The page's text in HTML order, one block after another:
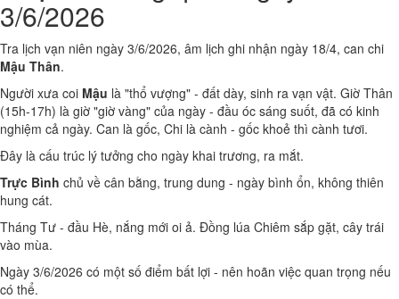
3/6/2026
Tra lịch vạn niên ngày 3/6/2026, âm lịch ghi nhận ngày 18/4, can chi
Mậu Thân.
Người xưa coi Mậu là "thổ vượng" - đất dày, sinh ra vạn vật. Giờ Thân
(15h-17h) là giờ "giờ vàng" của ngày - đầu óc sáng suốt, đã có kinh
nghiệm cả ngày. Can là gốc, Chi là cành - gốc khoẻ thì cành tươi.
Đây là cấu trúc lý tưởng cho ngày khai trương, ra mắt.
Trực Bình chủ về cân bằng, trung dung - ngày bình ổn, không thiên
hung cát.
Tháng Tư - đầu Hè, nắng mới oi ả. Đồng lúa Chiêm sắp gặt, cây trái
vào mùa.
Ngày 3/6/2026 có một số điểm bất lợi - nên hoãn việc quan trọng nếu
có thể.